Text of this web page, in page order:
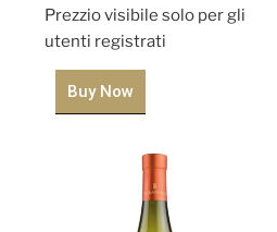
Prezzio visibile solo per gli
utenti registrati
Buy Now